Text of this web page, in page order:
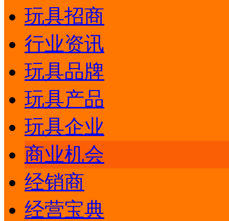
玩具招商
行业资讯
玩具品牌
玩具产品
玩具企业
商业机会
经销商
经营宝典